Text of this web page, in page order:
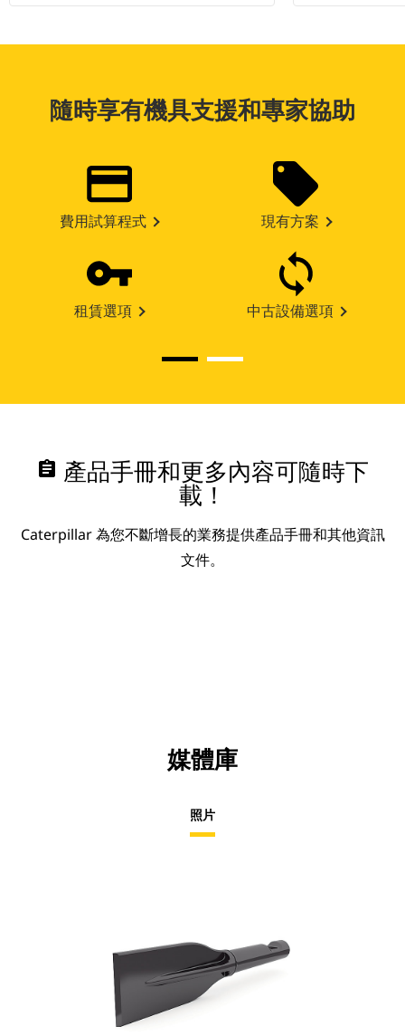
隨時享有機具支援和專家協助
費用試算程式 現有方案
租賃選項 中古設備選項
assignment 產品手冊和更多內容可隨時下
載！
Caterpillar 為您不斷增長的業務提供產品手冊和其他資訊
文件。
媒體庫
照片